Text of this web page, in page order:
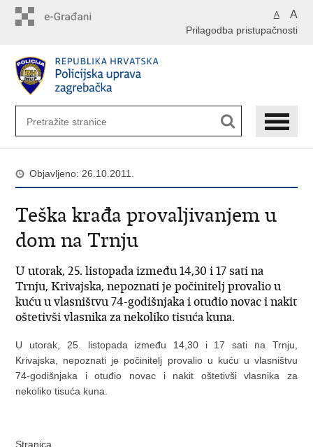
A A
Prilagodba pristupačnosti
Objavljeno: 26.10.2011.
Teška krađa provaljivanjem u
dom na Trnju
U utorak, 25. listopada između 14,30 i 17 sati na
Trnju, Krivajska, nepoznati je počinitelj provalio u
kuću u vlasništvu 74-godišnjaka i otuđio novac i nakit
oštetivši vlasnika za nekoliko tisuća kuna.
U utorak, 25. listopada između 14,30 i 17 sati na Trnju,
Krivajska, nepoznati je počinitelj provalio u kuću u vlasništvu
74-godišnjaka i otuđio novac i nakit oštetivši vlasnika za
nekoliko tisuća kuna.
Stranica